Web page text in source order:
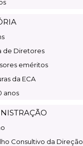
de Diretores
eméritos
da ECA
anos
Consultivo da Direção